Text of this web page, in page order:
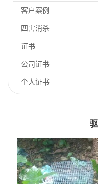
客户案例
四害消杀
证书
公司证书
个人证书